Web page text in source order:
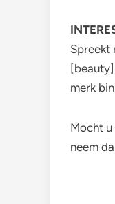
Spreekt
merk
Mocht
neem